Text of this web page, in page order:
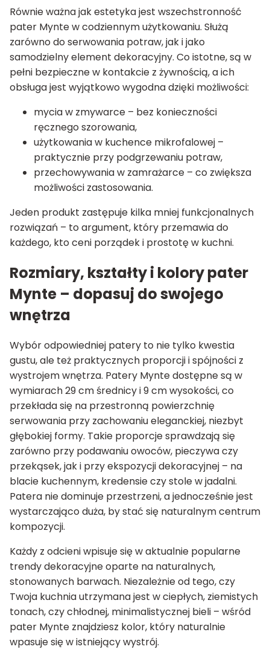
Równie ważna jak estetyka jest wszechstronność
pater Mynte w codziennym użytkowaniu. Służą
zarówno do serwowania potraw, jak i jako
samodzielny element dekoracyjny. Co istotne, są w
pełni bezpieczne w kontakcie z żywnością, a ich
obsługa jest wyjątkowo wygodna dzięki możliwości:
mycia w zmywarce – bez konieczności
ręcznego szorowania,
użytkowania w kuchence mikrofalowej –
praktycznie przy podgrzewaniu potraw,
przechowywania w zamrażarce – co zwiększa
możliwości zastosowania.
Jeden produkt zastępuje kilka mniej funkcjonalnych
rozwiązań – to argument, który przemawia do
każdego, kto ceni porządek i prostotę w kuchni.
Rozmiary, kształty i kolory pater
Mynte – dopasuj do swojego
wnętrza
Wybór odpowiedniej patery to nie tylko kwestia
gustu, ale też praktycznych proporcji i spójności z
wystrojem wnętrza. Patery Mynte dostępne są w
wymiarach 29 cm średnicy i 9 cm wysokości, co
przekłada się na przestronną powierzchnię
serwowania przy zachowaniu eleganckiej, niezbyt
głębokiej formy. Takie proporcje sprawdzają się
zarówno przy podawaniu owoców, pieczywa czy
przekąsek, jak i przy ekspozycji dekoracyjnej – na
blacie kuchennym, kredensie czy stole w jadalni.
Patera nie dominuje przestrzeni, a jednocześnie jest
wystarczająco duża, by stać się naturalnym centrum
kompozycji.
Każdy z odcieni wpisuje się w aktualnie popularne
trendy dekoracyjne oparte na naturalnych,
stonowanych barwach. Niezależnie od tego, czy
Twoja kuchnia utrzymana jest w ciepłych, ziemistych
tonach, czy chłodnej, minimalistycznej bieli – wśród
pater Mynte znajdziesz kolor, który naturalnie
wpasuje się w istniejący wystrój.